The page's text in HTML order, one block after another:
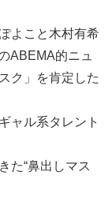
よこと木村有希
ABEMA的ニュ
ク」を肯定した
ャル系タレント
た“鼻出しマス